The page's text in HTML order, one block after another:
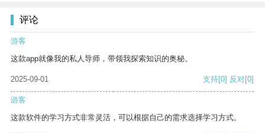
评论
游客
这款app就像我的私人导师，带领我探索知识的奥秘。
2025-09-01 支持[0] 反对[0]
游客
这款软件的学习方式非常灵活，可以根据自己的需求选择学习方式。